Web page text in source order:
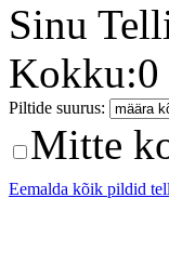
Sinu
Kokku:0
Piltide suurus:
Mitte
Eemalda kõik pildid